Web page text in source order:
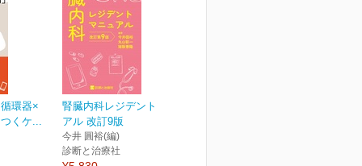
環器×
くケ...
腎臓内科レジデントマニュ
アル 改訂9版
今井 圓裕(編)
診断と治療社